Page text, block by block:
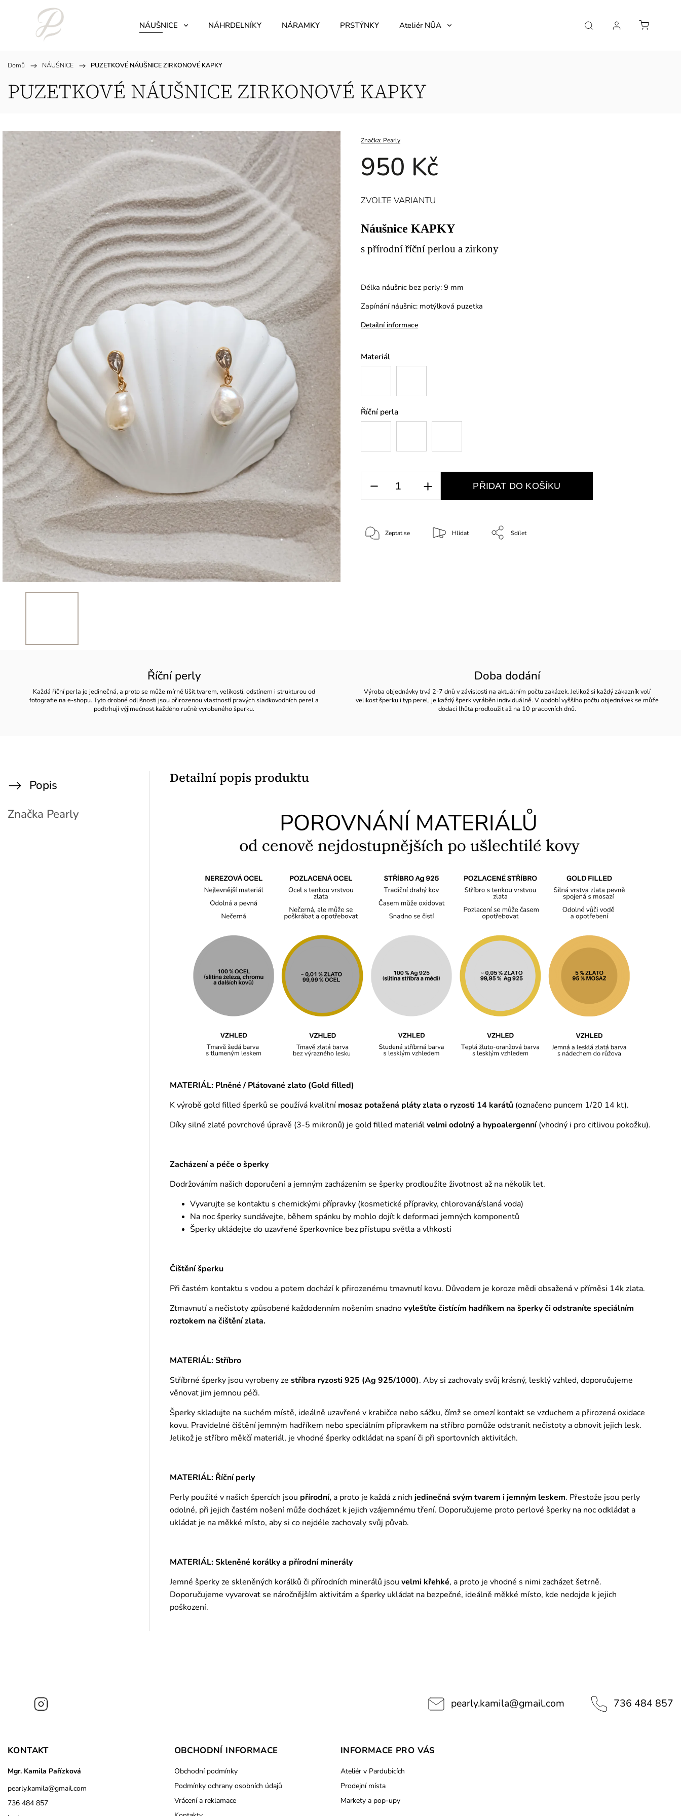
NÁUŠNICE NÁHRDELNÍKY NÁRAMKY PRSTÝNKY Ateliér NÛA
Domů / NÁUŠNICE / PUZETKOVÉ NÁUŠNICE ZIRKONOVÉ KAPKY
PUZETKOVÉ NÁUŠNICE ZIRKONOVÉ KAPKY
Značka: Pearly
950 Kč
Náušnice KAPKY
s přírodní říční perlou a zirkony
Délka náušnic bez perly: 9 mm
Zapínání náušnic: motýlková puzetka
Detailní informace
Materiál
Říční perla
ZVOLTE VARIANTU
PŘIDAT DO KOŠÍKU
Zeptat se Hlídat Sdílet
Říční perly
Každá říční perla je jedinečná, a proto se může mírně lišit tvarem, velikostí, odstínem i strukturou od
fotografie na e-shopu. Tyto drobné odlišnosti jsou přirozenou vlastností pravých sladkovodních perel a
podtrhují výjimečnost každého ručně vyrobeného šperku.
Doba dodání
Výroba objednávky trvá 2-7 dnů v závislosti na aktuálním počtu zakázek. Jelikož si každý zákazník volí
velikost šperku i typ perel, je každý šperk vyráběn individuálně. V období vyššího počtu objednávek se může
dodací lhůta prodloužit až na 10 pracovních dnů.
Popis
Značka Pearly
Detailní popis produktu
MATERIÁL: Plněné / Plátované zlato (Gold filled)
K výrobě gold filled šperků se používá kvalitní mosaz potažená pláty zlata o ryzosti 14 karátů (označeno puncem 1/20 14 kt).
Díky silné zlaté povrchové úpravě (3-5 mikronů) je gold filled materiálvelmi odolný a hypoalergenní(vhodný i pro citlivou pokožku).
Zacházení a péče o šperky
Dodržováním našich doporučení a jemným zacházením se šperky prodloužíte životnost až na několik let.
Vyvarujte se kontaktu s chemickými přípravky (kosmetické přípravky, chlorovaná/slaná voda)
Na noc šperky sundávejte, během spánku by mohlo dojít k deformaci jemných komponentů
Šperky ukládejte do uzavřené šperkovnice bez přístupu světla a vlhkosti
Čištění šperku
Při častém kontaktu s vodou a potem dochází k přirozenému tmavnutí kovu. Důvodem je koroze mědi obsažená v příměsi 14k zlata.
Ztmavnutí a nečistoty způsobené každodenním nošením snadnovyleštíte čistícím hadříkem na šperky či odstraníte speciálním
roztokem na čištění zlata.
MATERIÁL: Stříbro
Stříbrné šperky jsou vyrobeny ze stříbra ryzosti 925 (Ag 925/1000). Aby si zachovaly svůj krásný, lesklý vzhled, doporučujeme
věnovat jim jemnou péči.
Šperky skladujte na suchém místě, ideálně uzavřené v krabičce nebo sáčku, čímž se omezí kontakt se vzduchem a přirozená oxidace
kovu. Pravidelné čištění jemným hadříkem nebo speciálním přípravkem na stříbro pomůže odstranit nečistoty a obnovit jejich lesk.
Jelikož je stříbro měkčí materiál, je vhodné šperky odkládat na spaní či při sportovních aktivitách.
MATERIÁL: Říční perly
Perly použité v našich špercích jsou přírodní,a proto je každá z nich jedinečná svým tvarem i jemným leskem. Přestože jsou perly
odolné, při jejich častém nošení může docházet k jejich vzájemnému tření. Doporučujeme proto perlové šperky na noc odkládat a
ukládat je na měkké místo, aby si co nejdéle zachovaly svůj půvab.
MATERIÁL: Skleněné korálky a přírodní minerály
Jemné šperky ze skleněných korálků či přírodních minerálů jsou velmi křehké, a proto je vhodné s nimi zacházet šetrně.
Doporučujeme vyvarovat se náročnějším aktivitám a šperky ukládat na bezpečné, ideálně měkké místo, kde nedojde k jejich
poškození.
pearly.kamila@gmail.com 736 484 857
KONTAKT
Mgr. Kamila Pařízková
pearly.kamila@gmail.com
736 484 857
OBCHODNÍ INFORMACE
Obchodní podmínky
Podmínky ochrany osobních údajů
Vrácení a reklamace
INFORMACE PRO VÁS
Ateliér v Pardubicích
Prodejní místa
Markety a pop-upy